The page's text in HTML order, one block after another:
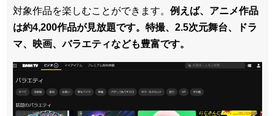
対象作品を楽しむことができます。 例えば、アニメ作品
は約4,200作品が見放題です。特撮、2.5次元舞台、ドラ
マ、映画、バラエティなども豊富です。